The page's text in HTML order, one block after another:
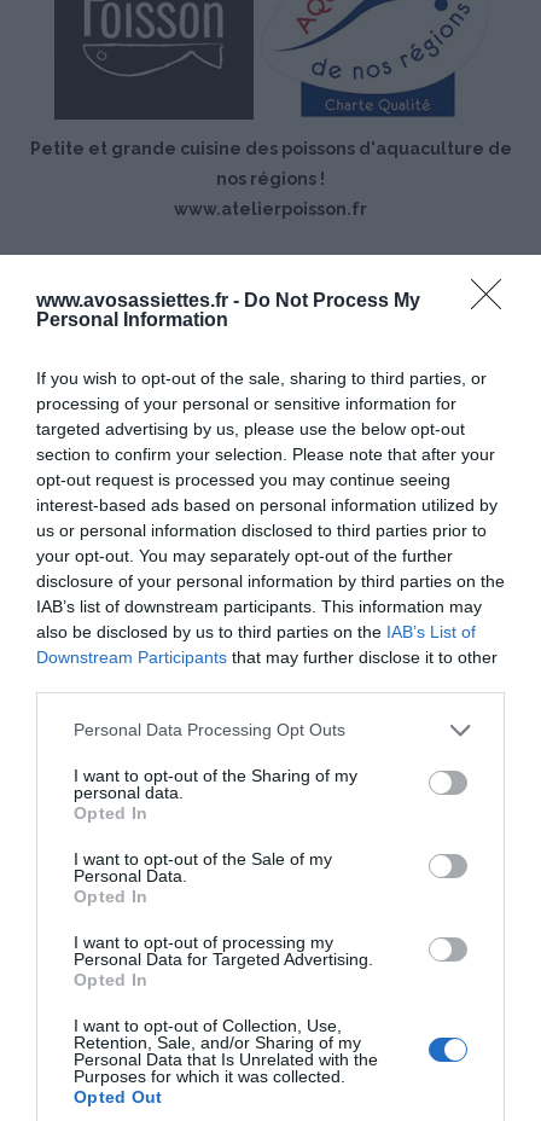
www.avosassiettes.fr - Do Not Process My
Personal Information
If you wish to opt-out of the sale, sharing to third parties, or
processing of your personal or sensitive information for
targeted advertising by us, please use the below opt-out
section to confirm your selection. Please note that after your
opt-out request is processed you may continue seeing
interest-based ads based on personal information utilized by
us or personal information disclosed to third parties prior to
your opt-out. You may separately opt-out of the further
disclosure of your personal information by third parties on the
IAB’s list of downstream participants. This information may
also be disclosed by us to third parties on the IAB’s List of
Downstream Participants that may further disclose it to other
Please note that this website/app uses one or more Google
not limited to your visit or usage behaviour. You may click to
grant or deny consent to Google and its third-party tags to
use your data for below specified purposes in below Google
consent section.
Personal Data Processing Opt Outs
I want to opt-out of the Sharing of my
personal data.
Opted In
I want to opt-out of the Sale of my
Personal Data.
Opted In
I want to opt-out of processing my
Personal Data for Targeted Advertising.
Opted In
I want to opt-out of Collection, Use,
Retention, Sale, and/or Sharing of my
Personal Data that Is Unrelated with the
Purposes for which it was collected.
Opted Out
Petite et grande cuisine des poissons d'aquaculture de
nos régions !
www.atelierpoisson.fr
© CIPA – Atelier Poisson | Crédits Photos : © Tara Devaud/CIPA
Recette : © Merouan Bounekraf | Stylisme Culinaire : © Sébastien
Merdrignac
Tous droits de reproduction réservés
Mots-clés Atelier Poisson Marinière Papillote Salicorne
Tomates Confites Truite
ÇA PEUT AUSSI VOUS INTÉRESSER